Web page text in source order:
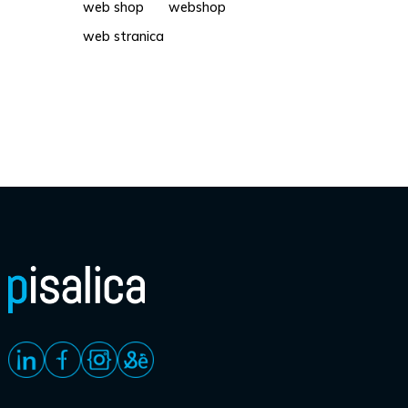
web shop
webshop
web stranica